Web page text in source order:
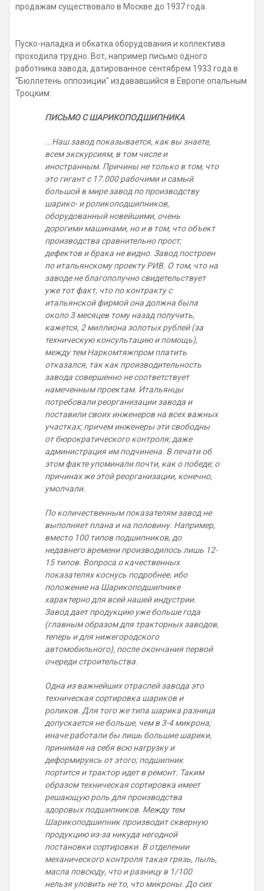
продажам существовало в Москве до 1937 года.
Пуско-наладка и обкатка оборудования и коллектива
проходила трудно. Вот, например письмо одного
работника завода, датированное сентябрем 1933 года в
"Бюллетень оппозиции" издававшийся в Европе опальным
Троцким:
ПИСЬМО С ШАРИКОПОДШИПНИКА
...Наш завод показывается, как вы знаете,
всем экскурсиям, в том числе и
иностранным. Причины не только в том, что
это гигант с 17.000 рабочими и самый
большой в мире завод по производству
шарико- и роликоподшипников,
оборудованный новейшими, очень
дорогими машинами, но и в том, что объект
производства сравнительно прост;
дефектов и брака не видно. Завод построен
по итальянскому проекту РИВ. О том, что на
заводе не благополучно свидетельствует
уже тот факт, что по контракту с
итальянской фирмой она должна была
около 3 месяцев тому назад получить,
кажется, 2 миллиона золотых рублей (за
техническую консультацию и помощь),
между тем Наркомтяжпром платить
отказался, так как производительность
завода совершенно не соответствует
намеченным проектам. Итальянцы
потребовали реорганизации завода и
поставили своих инженеров на всех важных
участках; причем инженеры эти свободны
от бюрократического контроля; даже
администрация им подчинена. В печати об
этом факте упоминали почти, как о победе; о
причинах же этой реорганизации, конечно,
умолчали.
По количественным показателям завод не
выполняет плана и на половину. Например,
вместо 100 типов подшипников, до
недавнего времени производилось лишь 12-
15 типов. Вопроса о качественных
показателях коснусь подробнее, ибо
положение на Шарикоподшипнике
характерно для всей нашей индустрии.
Завод дает продукцию уже больше года
(главным образом для тракторных заводов,
теперь и для нижегородского
автомобильного), после окончания первой
очереди строительства.
Одна из важнейших отраслей завода это
техническая сортировка шариков и
роликов. Для того же типа шарика разница
допускается не больше, чем в 3-4 микрона;
иначе работали бы лишь большие шарики,
принимая на себя всю нагрузку и
деформируясь от этого; подшипник
портится и трактор идет в ремонт. Таким
образом техническая сортировка имеет
решающую роль для производства
здоровых подшипников. Между тем
Шарикоподшипник производит скверную
продукцию из-за никуда негодной
постановки сортировки. В отделении
механического контроля такая грязь, пыль,
масла повсюду, что и разницу в 1/100
нельзя уловить не то, что микроны. До сих